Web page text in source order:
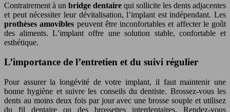
Contrairement à un bridge dentaire qui sollicite les dents adjacentes
et peut nécessiter leur dévitalisation, l’implant est indépendant. Les
prothèses amovibles peuvent être inconfortables et affecter le goût
des aliments. L’implant offre une solution stable, confortable et
esthétique.
L’importance de l’entretien et du suivi régulier
Pour assurer la longévité de votre implant, il faut maintenir une
bonne hygiène et suivre les conseils du dentiste. Brossez-vous les
dents au moins deux fois par jour avec une brosse souple et utilisez
du fil dentaire ou des brossettes interdentaires. Rendez-vous